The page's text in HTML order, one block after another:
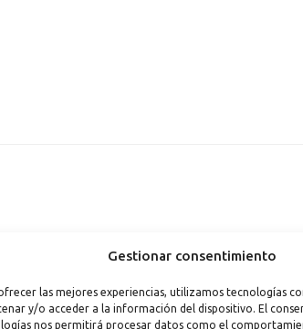
Gestionar consentimiento
las mejores experiencias, utilizamos tecnologías
y/o acceder a la información del dispositivo. El
nos permitirá procesar datos como el